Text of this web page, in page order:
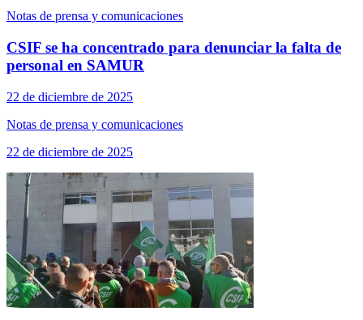
Notas de prensa y comunicaciones
CSIF se ha concentrado para denunciar la falta de
personal en SAMUR
22 de diciembre de 2025
Notas de prensa y comunicaciones
22 de diciembre de 2025